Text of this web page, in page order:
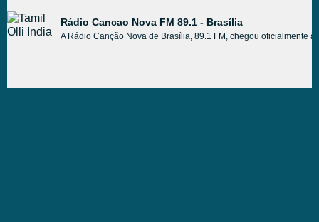
Rádio Cancao Nova FM 89.1 - Brasília
A Rádio Canção Nova de Brasília, 89.1 FM, chegou oficialmente